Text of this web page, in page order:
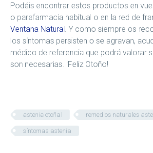
Podéis encontrar estos productos en
o parafarmacia habitual o en la red de
Ventana Natural. Y como siempre os
los síntomas persisten o se agravan,
médico de referencia que podrá valorar
son necesarias. ¡Feliz Otoño!
astenia otoñal remedios naturales
síntomas astenia